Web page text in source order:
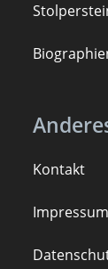
Biograph
Kontakt
Impressum